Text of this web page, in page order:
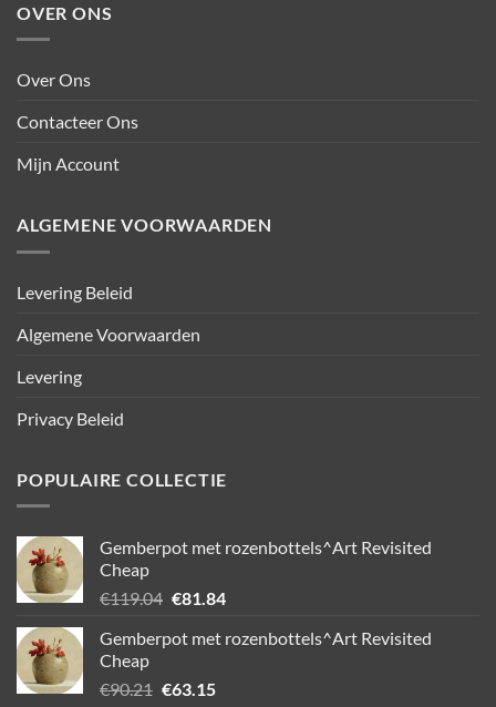
OVER ONS
Over Ons
Contacteer Ons
Mijn Account
ALGEMENE VOORWAARDEN
Levering Beleid
Algemene Voorwaarden
Levering
Privacy Beleid
POPULAIRE COLLECTIE
Gemberpot met rozenbottels^Art Revisited
Cheap
€119.04 Oorspronkelijke
was:
€81.84Huidige
is:
Gemberpot met rozenbottels^Art Revisited
Cheap
€90.21 Oorspronkelijke
€63.15Huidige